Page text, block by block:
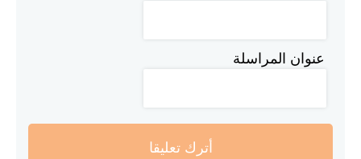
عنوان المراسلة
أترك تعليقا